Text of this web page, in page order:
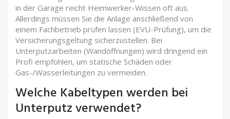
in der Garage reicht Heimwerker-Wissen oft aus.
Allerdings müssen Sie die Anlage anschließend von
einem Fachbetrieb prüfen lassen (EVU-Prüfung), um die
Versicherungsgeltung sicherzustellen. Bei
Unterputzarbeiten (Wandöffnungen) wird dringend ein
Profi empfohlen, um statische Schäden oder
Gas-/Wasserleitungen zu vermeiden.
Welche Kabeltypen werden bei
Unterputz verwendet?